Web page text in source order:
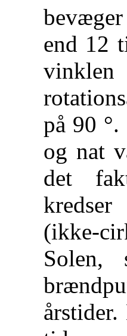
end 12
på 90 °.
og nat
det
(ikke-
Solen,